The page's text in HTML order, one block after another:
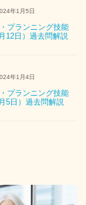
年1月5日
プランニング技能
12日）過去問解説
年1月4日
プランニング技能
5日）過去問解説